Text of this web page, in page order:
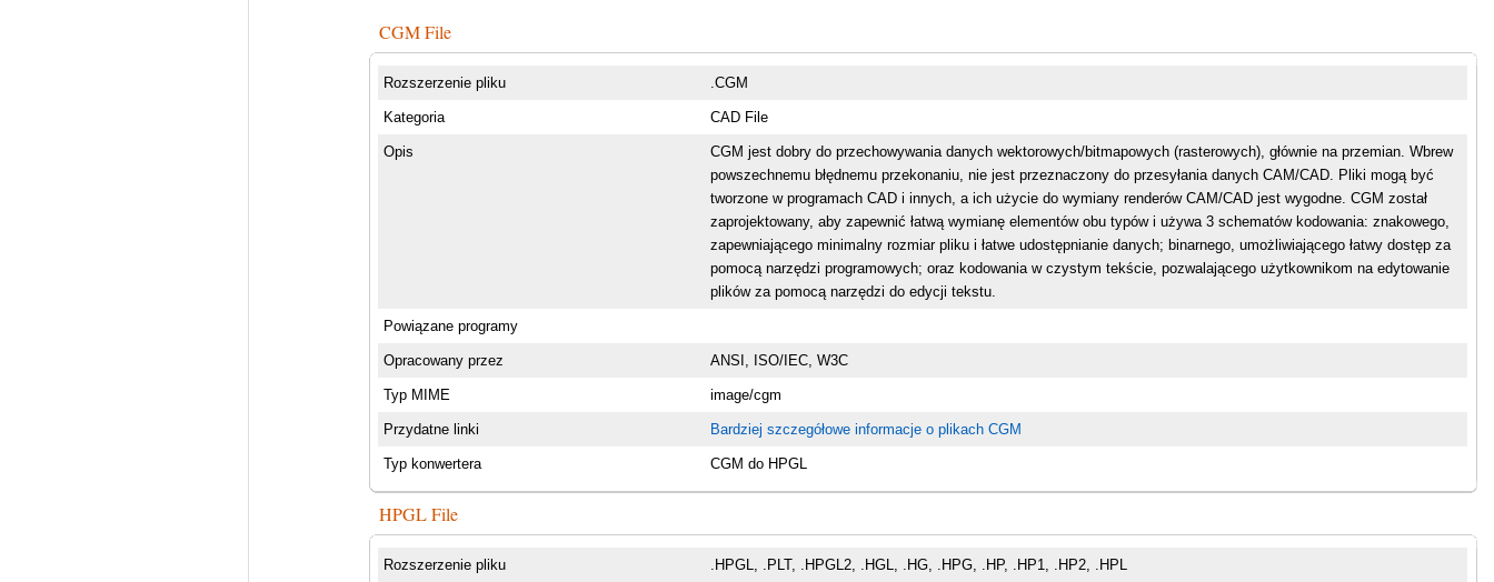
CGM File
Rozszerzenie pliku .CGM
Kategoria CAD File
Opis
CGM jest dobry do przechowywania danych wektorowych/bitmapowych (rasterowych), głównie na przemian. Wbrew
powszechnemu błędnemu przekonaniu, nie jest przeznaczony do przesyłania danych CAM/CAD. Pliki mogą być
tworzone w programach CAD i innych, a ich użycie do wymiany renderów CAM/CAD jest wygodne. CGM został
zaprojektowany, aby zapewnić łatwą wymianę elementów obu typów i używa 3 schematów kodowania: znakowego,
zapewniającego minimalny rozmiar pliku i łatwe udostępnianie danych; binarnego, umożliwiającego łatwy dostęp za
pomocą narzędzi programowych; oraz kodowania w czystym tekście, pozwalającego użytkownikom na edytowanie
plików za pomocą narzędzi do edycji tekstu.
Powiązane programy
Opracowany przez ANSI, ISO/IEC, W3C
Typ MIME image/cgm
Przydatne linki Bardziej szczegółowe informacje o plikach CGM
Typ konwertera CGM do HPGL
HPGL File
Rozszerzenie pliku .HPGL, .PLT, .HPGL2, .HGL, .HG, .HPG, .HP, .HP1, .HP2, .HPL